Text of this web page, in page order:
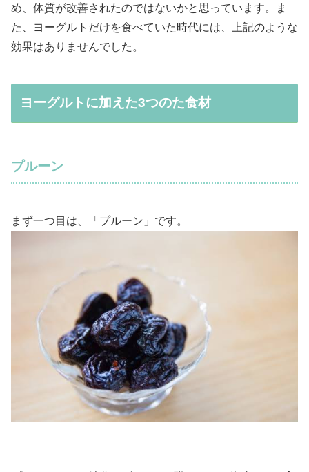
め、体質が改善されたのではないかと思っています。ま
た、ヨーグルトだけを食べていた時代には、上記のような
効果はありませんでした。
ヨーグルトに加えた3つのた食材
プルーン
まず一つ目は、「プルーン」です。